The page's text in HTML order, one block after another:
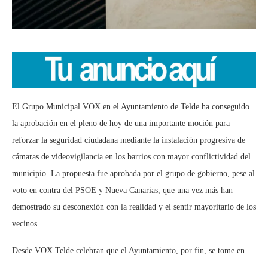
El Grupo Municipal VOX en el Ayuntamiento de Telde ha conseguido
la aprobación en el pleno de hoy de una importante moción para
reforzar la seguridad ciudadana mediante la instalación progresiva de
cámaras de videovigilancia en los barrios con mayor conflictividad del
municipio. La propuesta fue aprobada por el grupo de gobierno, pese al
voto en contra del PSOE y Nueva Canarias, que una vez más han
demostrado su desconexión con la realidad y el sentir mayoritario de los
vecinos.
Desde VOX Telde celebran que el Ayuntamiento, por fin, se tome en